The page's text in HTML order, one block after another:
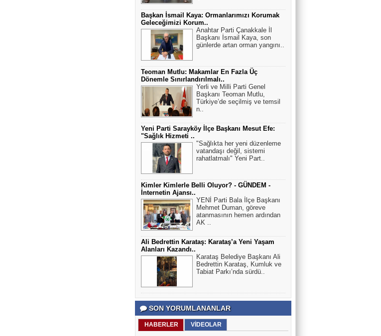
Başkan İsmail Kaya: Ormanlarımızı Korumak
Geleceğimizi Korum..
Anahtar Parti Çanakkale İl
Başkanı İsmail Kaya, son
günlerde artan orman yangını..
Teoman Mutlu: Makamlar En Fazla Üç
Dönemle Sınırlandırılmalı..
Yerli ve Milli Parti Genel
Başkanı Teoman Mutlu,
Türkiye’de seçilmiş ve temsil
n..
Yeni Parti Sarayköy İlçe Başkanı Mesut Efe:
"Sağlık Hizmeti ..
"Sağlıkta her yeni düzenleme
vatandaşı değil, sistemi
rahatlatmalı" Yeni Part..
Kimler Kimlerle Belli Oluyor? - GÜNDEM -
İnternetin Ajansı..
YENİ Parti Bala İlçe Başkanı
Mehmet Duman, göreve
atanmasının hemen ardından
AK ..
Ali Bedrettin Karataş: Karataş’a Yeni Yaşam
Alanları Kazandı..
Karataş Belediye Başkanı Ali
Bedrettin Karataş, Kumluk ve
Tabiat Parkı’nda sürdü..
SON YORUMLANANLAR
HABERLER VİDEOLAR